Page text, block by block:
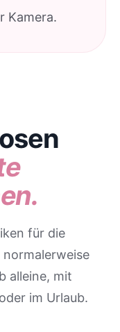
Kamera.
für die
alleine, mit
im Urlaub.